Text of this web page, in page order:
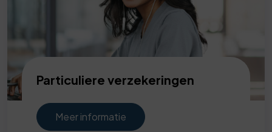
Particuliere verzekeringen
Meer informatie